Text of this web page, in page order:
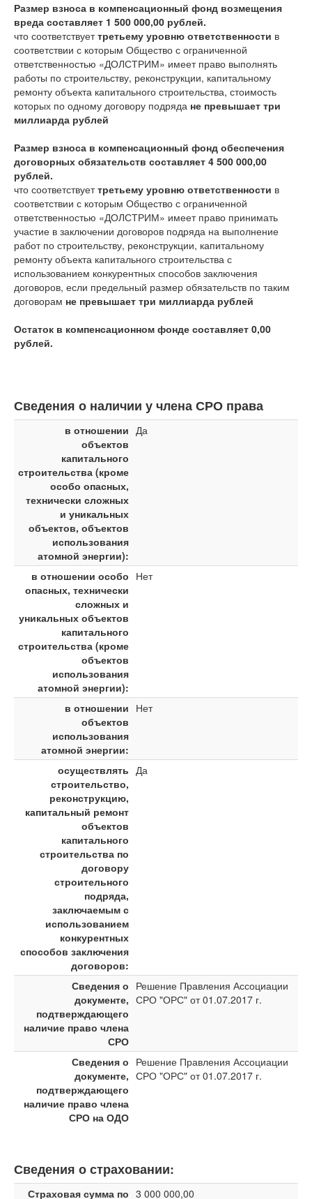
Размер взноса в компенсационный фонд возмещения
вреда составляет 1 500 000,00 рублей.
что соответствуеттретьему уровню ответственности в
соответствии с которым Общество с ограниченной
ответственностью «ДОЛСТРИМ» имеет право выполнять
работы по строительству, реконструкции, капитальному
ремонту объекта капитального строительства, стоимость
которых по одному договору подряда не превышает три
миллиарда рублей
Размер взноса в компенсационный фонд обеспечения
договорных обязательств составляет 4 500 000,00
рублей.
что соответствуеттретьему уровню ответственности в
соответствии с которым Общество с ограниченной
ответственностью «ДОЛСТРИМ» имеет право принимать
участие в заключении договоров подряда на выполнение
работ по строительству, реконструкции, капитальному
ремонту объекта капитального строительства с
использованием конкурентных способов заключения
договоров, если предельный размер обязательств по таким
договорам не превышает три миллиарда рублей
Остаток в компенсационном фонде составляет 0,00
рублей.
Сведения о наличии у члена СРО права
в отношении
объектов
капитального
строительства (кроме
особо опасных,
технически сложных
и уникальных
объектов, объектов
использования
атомной энергии):
Да
в отношении особо
опасных, технически
сложных и
уникальных объектов
капитального
строительства (кроме
объектов
использования
атомной энергии):
Нет
в отношении
объектов
использования
атомной энергии:
Нет
осуществлять
строительство,
реконструкцию,
капитальный ремонт
объектов
капитального
строительства по
договору
строительного
подряда,
заключаемым с
использованием
конкурентных
способов заключения
договоров:
Да
Сведения о
документе,
подтверждающего
наличие право члена
СРО
Решение Правления Ассоциации
СРО "ОРС" от 01.07.2017 г.
Сведения о
документе,
подтверждающего
наличие право члена
СРО на ОДО
Решение Правления Ассоциации
СРО "ОРС" от 01.07.2017 г.
Сведения о страховании:
Страховая сумма по 3 000 000,00